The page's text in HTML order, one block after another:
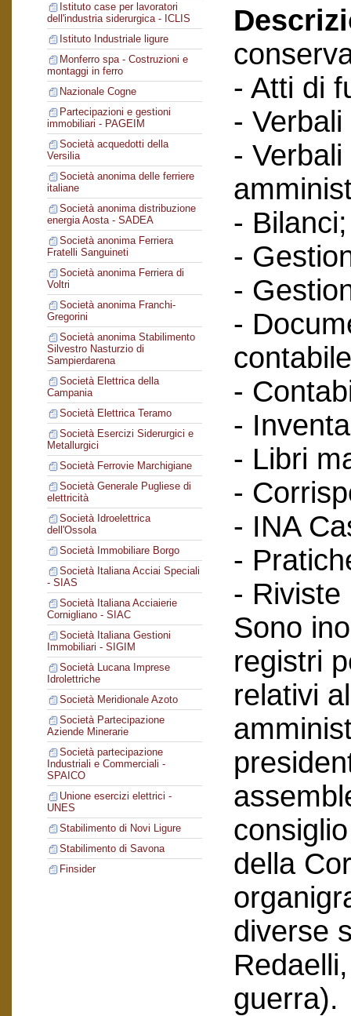
Istituto case per lavoratori
dell'industria siderurgica - ICLIS
Istituto Industriale ligure
Monferro spa - Costruzioni e
montaggi in ferro
Nazionale Cogne
Partecipazioni e gestioni
immobiliari - PAGEIM
Società acquedotti della
Versilia
Società anonima delle ferriere
italiane
Società anonima distribuzione
energia Aosta - SADEA
Società anonima Ferriera
Fratelli Sanguineti
Società anonima Ferriera di
Voltri
Società anonima Franchi-
Gregorini
Società anonima Stabilimento
Silvestro Nasturzio di
Sampierdarena
Società Elettrica della
Campania
Società Elettrica Teramo
Società Esercizi Siderurgici e
Metallurgici
Società Ferrovie Marchigiane
Società Generale Pugliese di
elettricità
Società Idroelettrica
dell'Ossola
Società Immobiliare Borgo
Società Italiana Acciai Speciali
- SIAS
Società Italiana Acciaierie
Cornigliano - SIAC
Società Italiana Gestioni
Immobiliari - SIGIM
Società Lucana Imprese
Idrolettriche
Società Meridionale Azoto
Società Partecipazione
Aziende Minerarie
Società partecipazione
Industriali e Commerciali -
SPAICO
Unione esercizi elettrici -
UNES
Stabilimento di Novi Ligure
Stabilimento di Savona
Finsider
- Atti di
-
-
- Bilanci;
-
-
-
-
-
- Libri
-
- INA
-
- Riviste
Sono
registri
relativi
della
diverse
guerra).